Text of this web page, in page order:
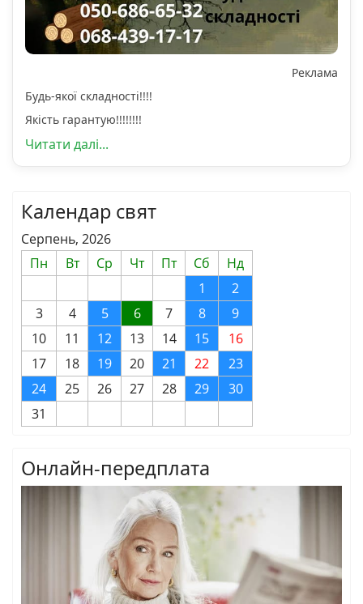
Реклама
Будь-якої складності!!!!
Якість гарантую!!!!!!!!
Читати далі...
Календар свят
Серпень, 2026
Пн
Вт Ср Чт Пт Сб
Нд
1
2
3
4 5 6 7 8
9
10
11 12 13 14 15
16
17
18 19 20 21 22
23
24
25 26 27 28 29
30
31
Онлайн-передплата